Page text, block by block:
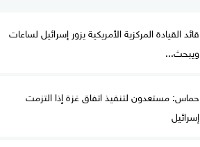
قائد القيادة المركزية الأمريكية يزور إسرائيل لساعات
ويبحث...
حماس: مستعدون لتنفيذ اتفاق غزة إذا التزمت
إسرائيل